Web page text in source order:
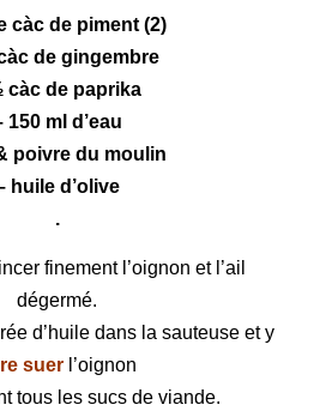
càc de piment(2)
de gingembre
càc de paprika
150 ml d’eau
poivre du moulin
huile d’olive
.
finement l’oignon et l’ail
dégermé.
d’huile dans la sauteuse et y
suerl’oignon
tous les sucs de viande.